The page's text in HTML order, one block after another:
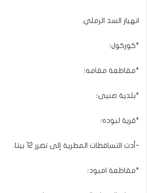
انهيار السد الرملي.
*كوركول؛
*مقاطعة مقامه؛
*بلدية صنيى؛
*قرية لبوده؛
-أدت التساقطات المطرية إلى تضرر 12 بيتا.
*مقاطعة امبود؛